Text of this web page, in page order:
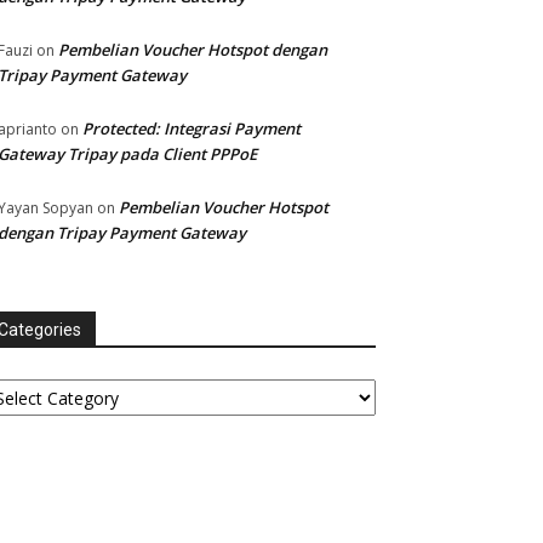
on Pembelian Voucher Hotspot dengan
Payment Gateway
on Protected: Integrasi Payment
Tripay pada Client PPPoE
Sopyan on Pembelian Voucher Hotspot
Tripay Payment Gateway